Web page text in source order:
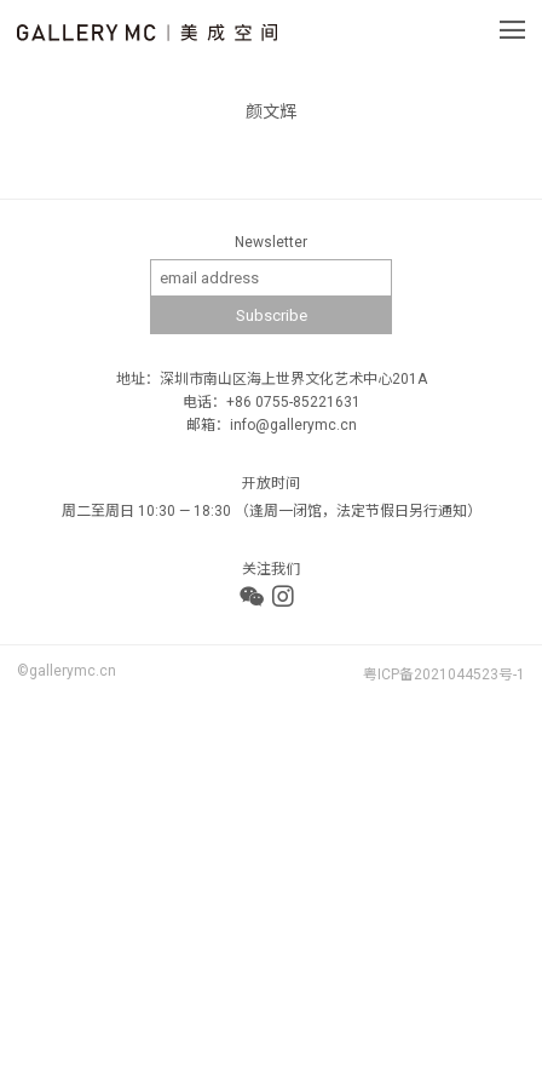
颜文辉
Newsletter
地址：深圳市南山区海上世界文化艺术中心201A
电话：+86 0755-85221631
邮箱：info@gallerymc.cn
开放时间
周二至周日 10:30 — 18:30 （逢周一闭馆，法定节假日另行通知）
关注我们
©gallerymc.cn 粤ICP备2021044523号-1